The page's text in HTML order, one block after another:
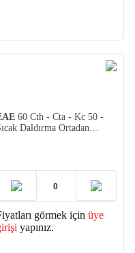
60 Cth - Cta - Kc 50 -
Daldırma Ortadan
görmek için üye
yapınız.